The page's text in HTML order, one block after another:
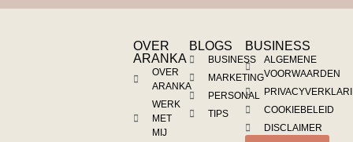
OVER
ARANKA
OVER
ARANKA
WERK
MET
MIJ
BLOGS
BUSINESS
MARKETING
PERSONAL
TIPS
BUSINESS
ALGEMENE
VOORWAARDEN
COOKIEBELEID
DISCLAIMER